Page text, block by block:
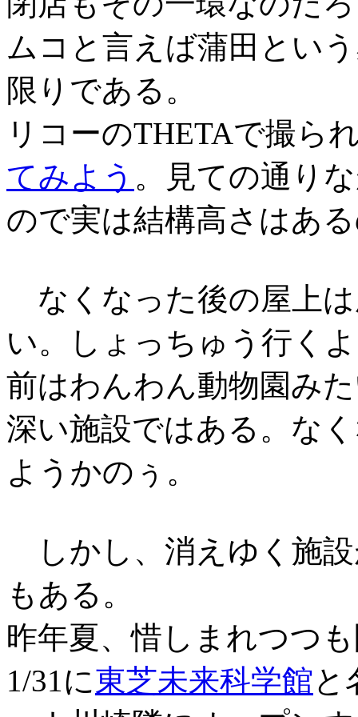
ムコと言えば蒲田とい
限りである。
リコーのTHETAで撮ら
てみよう 。見ての通り
ので実は結構高さはあ
なくなった後の屋上
い。しょっちゅう行く
前はわんわん動物園み
深い施設ではある。な
ようかのぅ。
しかし、消えゆく施
もある。
昨年夏、惜しまれつつ
1/31に東芝未来科学館と